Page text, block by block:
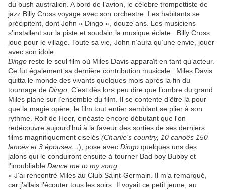
du bush australien. A bord de l’avion, le célèbre trompettiste de
jazz Billy Cross voyage avec son orchestre. Les habitants se
précipitent, dont John « Dingo », douze ans. Les musiciens
s’installent sur la piste et soudain la musique éclate : Billy Cross
joue pour le village. Toute sa vie, John n’aura qu’une envie, jouer
avec son idole.
Dingo reste le seul film où Miles Davis apparaît en tant qu’acteur.
Ce fut également sa dernière contribution musicale : Miles Davis
quitta le monde des vivants quelques mois après la fin du
tournage de Dingo . C’est dès lors peu dire que l’ombre du grand
Miles plane sur l’ensemble du film. Il se contente d’être là pour
que la magie opère, le film tout entier semblant se plier à son
rythme. Rolf de Heer, cinéaste encore débutant que l'on
redécouvre aujourd'hui à la faveur des sorties de ses derniers
films magnifiquement ciselés (Charlie's country, 10 canoës 150
lances et 3 épouses…), pose avec Dingo quelques uns des
jalons qui le conduiront ensuite à tourner Bad boy Bubby et
l'inoubliable Dance me to my song.
« J’ai rencontré Miles au Club Saint-Germain. Il m’a remarqué,
car j'allais l'écouter tous les soirs. Il voyait ce petit jeune, au